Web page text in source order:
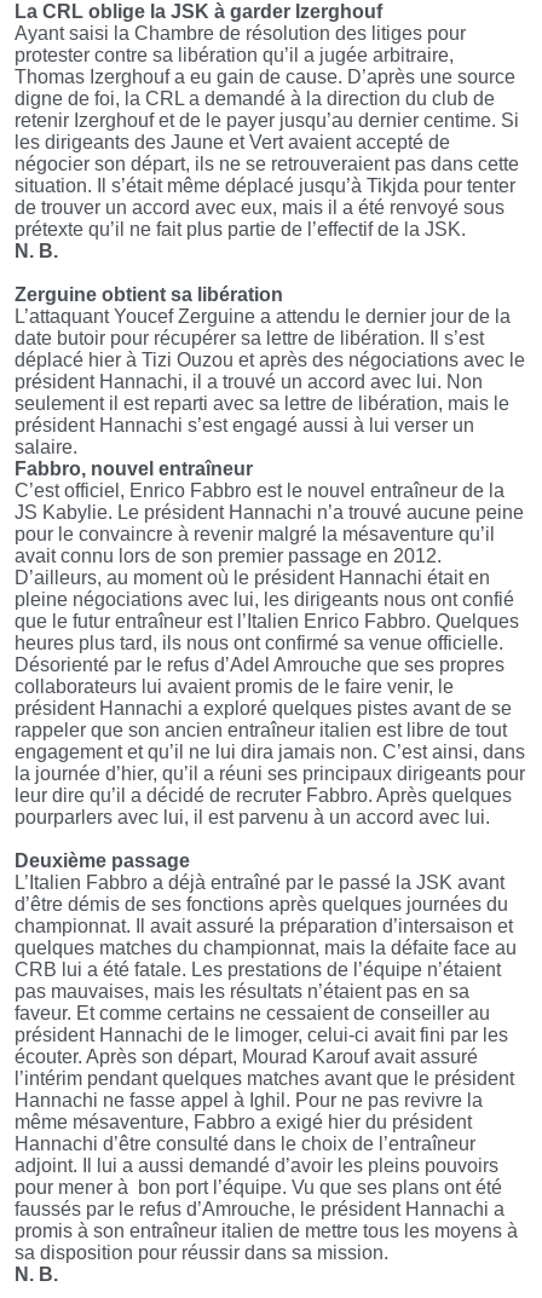
La CRL oblige la JSK à garder Izerghouf
Ayant saisi la Chambre de résolution des litiges pour
protester contre sa libération qu’il a jugée arbitraire,
Thomas Izerghouf a eu gain de cause. D’après une source
digne de foi, la CRL a demandé à la direction du club de
retenir Izerghouf et de le payer jusqu’au dernier centime. Si
les dirigeants des Jaune et Vert avaient accepté de
négocier son départ, ils ne se retrouveraient pas dans cette
situation. Il s’était même déplacé jusqu’à Tikjda pour tenter
de trouver un accord avec eux, mais il a été renvoyé sous
prétexte qu’il ne fait plus partie de l’effectif de la JSK.
N. B.
Zerguine obtient sa libération
L’attaquant Youcef Zerguine a attendu le dernier jour de la
date butoir pour récupérer sa lettre de libération. Il s’est
déplacé hier à Tizi Ouzou et après des négociations avec le
président Hannachi, il a trouvé un accord avec lui. Non
seulement il est reparti avec sa lettre de libération, mais le
président Hannachi s’est engagé aussi à lui verser un
salaire.
Fabbro, nouvel entraîneur
C’est officiel, Enrico Fabbro est le nouvel entraîneur de la
JS Kabylie. Le président Hannachi n’a trouvé aucune peine
pour le convaincre à revenir malgré la mésaventure qu’il
avait connu lors de son premier passage en 2012.
D’ailleurs, au moment où le président Hannachi était en
pleine négociations avec lui, les dirigeants nous ont confié
que le futur entraîneur est l’Italien Enrico Fabbro. Quelques
heures plus tard, ils nous ont confirmé sa venue officielle.
Désorienté par le refus d’Adel Amrouche que ses propres
collaborateurs lui avaient promis de le faire venir, le
président Hannachi a exploré quelques pistes avant de se
rappeler que son ancien entraîneur italien est libre de tout
engagement et qu’il ne lui dira jamais non. C’est ainsi, dans
la journée d’hier, qu’il a réuni ses principaux dirigeants pour
leur dire qu’il a décidé de recruter Fabbro. Après quelques
pourparlers avec lui, il est parvenu à un accord avec lui.
Deuxième passage
L’Italien Fabbro a déjà entraîné par le passé la JSK avant
d’être démis de ses fonctions après quelques journées du
championnat. Il avait assuré la préparation d’intersaison et
quelques matches du championnat, mais la défaite face au
CRB lui a été fatale. Les prestations de l’équipe n’étaient
pas mauvaises, mais les résultats n’étaient pas en sa
faveur. Et comme certains ne cessaient de conseiller au
président Hannachi de le limoger, celui-ci avait fini par les
écouter. Après son départ, Mourad Karouf avait assuré
l’intérim pendant quelques matches avant que le président
Hannachi ne fasse appel à Ighil. Pour ne pas revivre la
même mésaventure, Fabbro a exigé hier du président
Hannachi d’être consulté dans le choix de l’entraîneur
adjoint. Il lui a aussi demandé d’avoir les pleins pouvoirs
pour mener à
bon port l’équipe. Vu que ses plans ont été
faussés par le refus d’Amrouche, le président Hannachi a
promis à son entraîneur italien de mettre tous les moyens à
sa disposition pour réussir dans sa mission.
N. B.